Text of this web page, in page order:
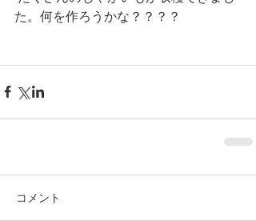
た。何を作ろうかな？？？？
コメント